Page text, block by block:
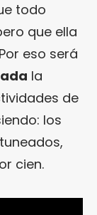
todo
que ella
eso será
la
de
los
cien.